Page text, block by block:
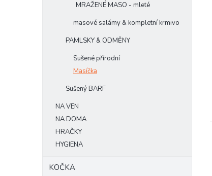
MRAŽENÉ MASO - mleté
masové salámy & kompletní krmivo
PAMLSKY & ODMĚNY
Sušené přírodní
Masíčka
Sušený BARF
NA VEN
NA DOMA
HRAČKY
HYGIENA
KOČKA